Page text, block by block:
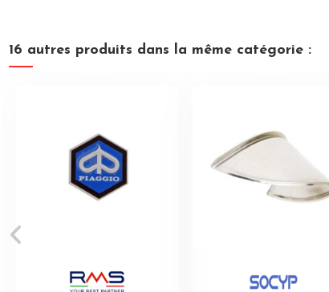
16 autres produits dans la même catégorie :